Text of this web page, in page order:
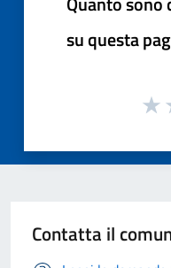
su questa
Contatta il